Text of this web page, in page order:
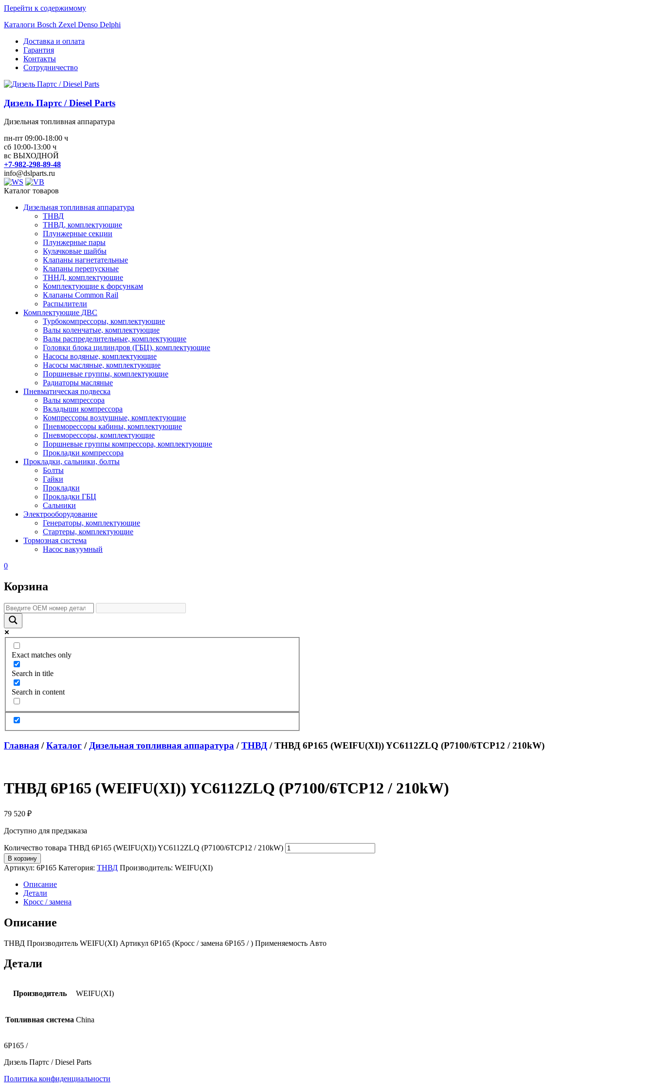
Перейти к содержимому
Каталоги Bosch Zexel Denso Delphi
Доставка и оплата
Гарантия
Контакты
Сотрудничество
Дизель Партс / Diesel Parts
Дизельная топливная аппаратура
пн-пт 09:00-18:00 ч
сб 10:00-13:00 ч
вс ВЫХОДНОЙ
+7-982-298-89-48
info@dslparts.ru
Каталог товаров
Дизельная топливная аппаратура
ТНВД
ТНВД, комплектующие
Плунжерные секции
Плунжерные пары
Кулачковые шайбы
Клапаны нагнетательные
Клапаны перепускные
ТННД, комплектующие
Комплектующие к форсункам
Клапаны Common Rail
Распылители
Комплектующие ДВС
Турбокомпрессоры, комплектующие
Валы коленчатые, комплектующие
Валы распределительные, комплектующие
Головки блока цилиндров (ГБЦ), комплектующие
Насосы водяные, комплектующие
Насосы масляные, комплектующие
Поршневые группы, комплектующие
Радиаторы масляные
Пневматическая подвеска
Валы компрессора
Вкладыши компрессора
Компрессоры воздушные, комплектующие
Пневморессоры кабины, комплектующие
Пневморессоры, комплектующие
Поршневые группы компрессора, комплектующие
Прокладки компрессора
Прокладки, сальники, болты
Болты
Гайки
Прокладки
Прокладки ГБЦ
Сальники
Электрооборудование
Генераторы, комплектующие
Стартеры, комплектующие
Тормозная система
Насос вакуумный
0
Корзина
Exact matches only
Search in title
Search in content
Главная /Каталог / Дизельная топливная аппаратура /ТНВД / ТНВД 6P165 (WEIFU(XI)) YC6112ZLQ (P7100/6TCP12 / 210kW)
ТНВД 6P165 (WEIFU(XI)) YC6112ZLQ (P7100/6TCP12 / 210kW)
79 520 ₽
Доступно для предзаказа
Количество товара ТНВД 6P165 (WEIFU(XI)) YC6112ZLQ (P7100/6TCP12 / 210kW)
В корзину
Артикул: 6P165 Категория: ТНВД Производитель: WEIFU(XI)
Описание
Детали
Кросс / замена
Описание
ТНВД Производитель WEIFU(XI) Артикул 6P165 (Кросс / замена 6P165 / ) Применяемость Авто
Детали
Производитель WEIFU(XI)
Топливная система China
6P165 /
Дизель Партс / Diesel Parts
Политика конфиденциальности